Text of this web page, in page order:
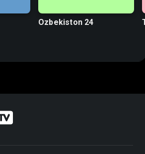
Ozbekiston 24